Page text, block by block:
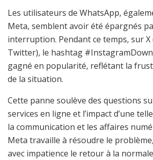
Les utilisateurs de WhatsApp,
Meta, semblent avoir été épargnés
interruption. Pendant ce temps, sur
Twitter), le hashtag
gagné en popularité, reflétant la
de la situation.
Cette panne soulève des questions
services en ligne et l’impact d’une
la communication et les affaires
Meta travaille à résoudre le
avec impatience le retour à la